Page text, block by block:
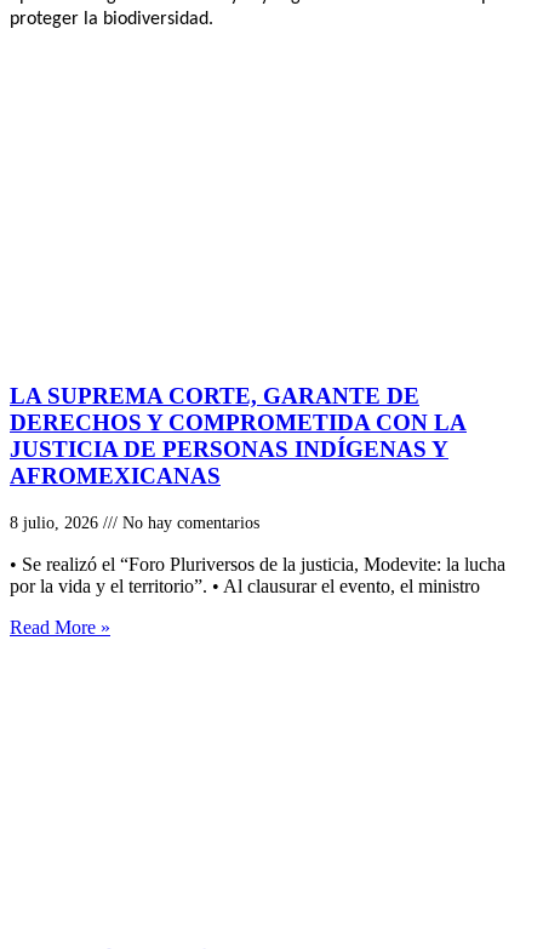
proteger la biodiversidad.
LA SUPREMA CORTE, GARANTE DE
DERECHOS Y COMPROMETIDA CON LA
JUSTICIA DE PERSONAS INDÍGENAS Y
AFROMEXICANAS
8 julio, 2026 No hay comentarios
• Se realizó el “Foro Pluriversos de la justicia, Modevite: la lucha
por la vida y el territorio”. • Al clausurar el evento, el ministro
Read More »